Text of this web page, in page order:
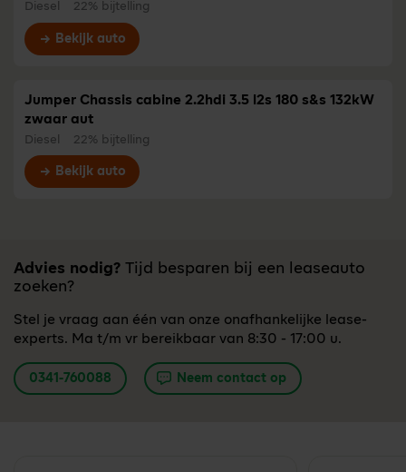
Diesel 22% bijtelling
Bekijk auto
Jumper Chassis cabine 2.2hdi 3.5 l2s 180 s&s 132kW
zwaar aut
Diesel 22% bijtelling
Bekijk auto
Advies nodig? Tijd besparen bij een leaseauto
zoeken?
Stel je vraag aan één van onze onafhankelijke lease-
experts. Ma t/m vr bereikbaar van 8:30 - 17:00 u.
0341-760088 Neem contact op